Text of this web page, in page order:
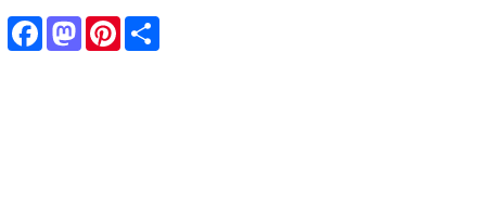
FacebookMastodon
Pinterest